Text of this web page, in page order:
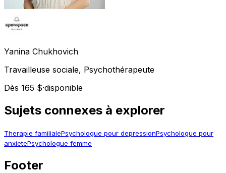
Yanina Chukhovich
Travailleuse sociale, Psychothérapeute
Dès 165 $·disponible
Sujets connexes à explorer
Therapie familialePsychologue pour depressionPsychologue pour
anxietePsychologue femme
Footer